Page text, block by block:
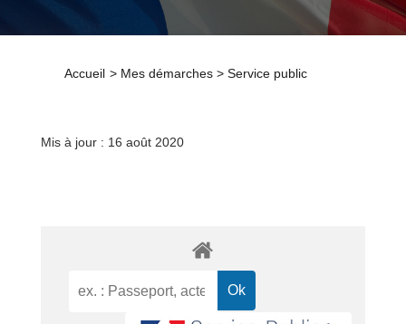
Accueil > Mes démarches > Service public
Mis à jour : 16 août 2020